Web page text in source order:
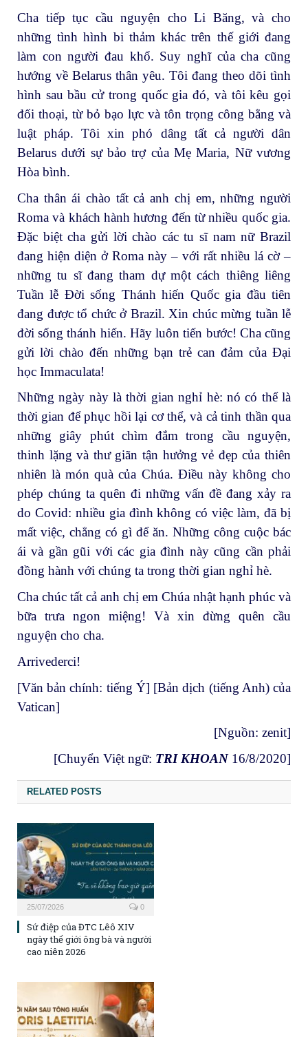
Cha tiếp tục cầu nguyện cho Li Băng, và cho
những tình hình bi thảm khác trên thế giới đang
làm con người đau khổ. Suy nghĩ của cha cũng
hướng về Belarus thân yêu. Tôi đang theo dõi tình
hình sau bầu cử trong quốc gia đó, và tôi kêu gọi
đối thoại, từ bỏ bạo lực và tôn trọng công bằng và
luật pháp. Tôi xin phó dâng tất cả người dân
Belarus dưới sự bảo trợ của Mẹ Maria, Nữ vương
Hòa bình.
Cha thân ái chào tất cả anh chị em, những người
Roma và khách hành hương đến từ nhiều quốc gia.
Đặc biệt cha gửi lời chào các tu sĩ nam nữ Brazil
đang hiện diện ở Roma này – với rất nhiều lá cờ –
những tu sĩ đang tham dự một cách thiêng liêng
Tuần lễ Đời sống Thánh hiến Quốc gia đầu tiên
đang được tổ chức ở Brazil. Xin chúc mừng tuần lễ
đời sống thánh hiến. Hãy luôn tiến bước! Cha cũng
gửi lời chào đến những bạn trẻ can đảm của Đại
học Immaculata!
Những ngày này là thời gian nghỉ hè: nó có thể là
thời gian để phục hồi lại cơ thể, và cả tinh thần qua
những giây phút chìm đắm trong cầu nguyện,
thinh lặng và thư giãn tận hưởng vẻ đẹp của thiên
nhiên là món quà của Chúa. Điều này không cho
phép chúng ta quên đi những vấn đề đang xảy ra
do Covid: nhiều gia đình không có việc làm, đã bị
mất việc, chẳng có gì để ăn. Những công cuộc bác
ái và gần gũi với các gia đình này cũng cần phải
đồng hành với chúng ta trong thời gian nghỉ hè.
Cha chúc tất cả anh chị em Chúa nhật hạnh phúc và
bữa trưa ngon miệng! Và xin đừng quên cầu
nguyện cho cha.
Arrivederci!
[Văn bản chính: tiếng Ý] [Bản dịch (tiếng Anh) của
Vatican]
[Nguồn: zenit]
[Chuyển Việt ngữ: TRI KHOAN 16/8/2020]
RELATED POSTS
25/07/2026 0
Sứ điệp của ĐTC Lêô XIV
ngày thế giới ông bà và người
cao niên 2026